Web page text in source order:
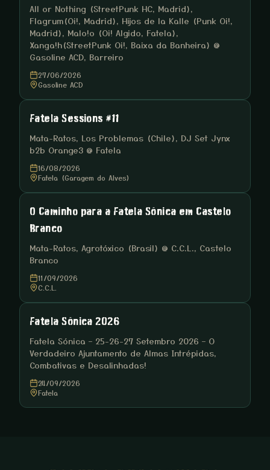
All or Nothing (StreetPunk HC, Madrid),
Flagrum(Oi!, Madrid), Hijos de la Kalle (Punk Oi!,
Madrid), Malo!o (Oi! Algido, Fatela),
Xanga!h(StreetPunk Oi!, Baixa da Banheira) @
Gasoline ACD, Barreiro
27/06/2026
Gasoline ACD
Fatela Sessions #11
Mata-Ratos, Los Problemas (Chile), DJ Set Jynx
b2b Orange3 @ Fatela
16/08/2026
Fatela (Garagem do Alves)
O Caminho para a Fatela Sónica em Castelo
Branco
Mata-Ratos, Agrotóxico (Brasil) @ C.C.L., Castelo
Branco
11/09/2026
C.C.L.
Fatela Sónica 2026
Fatela Sónica – 25-26-27 Setembro 2026 – O
Verdadeiro Ajuntamento de Almas Intrépidas,
Combativas e Desalinhadas!
24/09/2026
Fatela